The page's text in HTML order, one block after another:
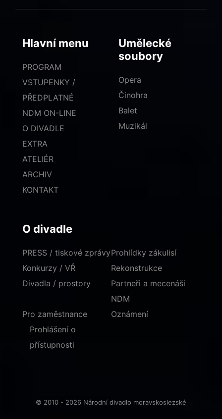
Hlavní menu
PROGRAM
VSTUPENKY /
PŘEDPLATNÉ
NDM ON-LINE
O DIVADLE
EXTRA
ATELIÉR
ARCHIV
KONTAKT
Umělecké
soubory
Opera
Činohra
Balet
Muzikál
O divadle
PRESS / tiskové zprávy
Konkurzy / VŘ
Divadla / prostory
Prohlídky zákulisí
Rekonstrukce
Partneři a mecenáši
NDM
Pro zaměstnance
Oznámení
Prohlášení o
přístupnosti
© 2010 - 2026 Národní divadlo moravskoslezské